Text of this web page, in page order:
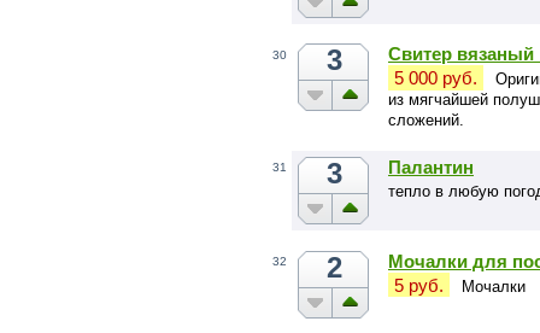
30 3
Свитер вязаный
5 000 руб.
из мягчайшей
сложений.
31 3 Палантин
тепло в любую
32 2
Мочалки для
5 руб.
Мочалки